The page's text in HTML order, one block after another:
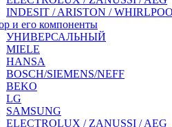
INDESIT / ARISTON /
и его компоненты
УНИВЕРСАЛЬНЫЙ
MIELE
HANSA
BOSCH/SIEMENS/NEFF
BEKO
LG
SAMSUNG
ELECTROLUX / ZANUSSI / AEG